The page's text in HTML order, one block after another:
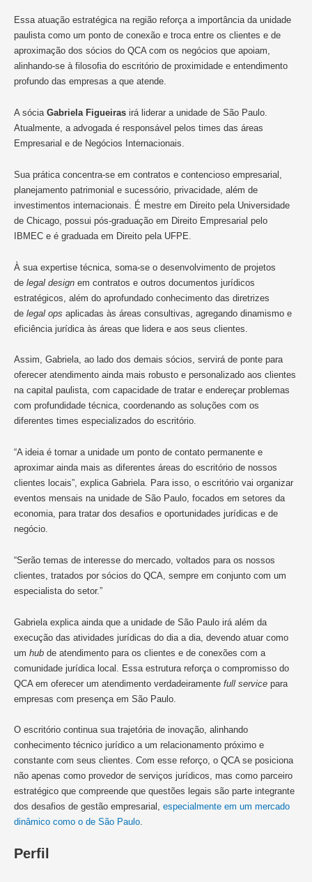
Essa atuação estratégica na região reforça a importância da unidade
paulista como um ponto de conexão e troca entre os clientes e de
aproximação dos sócios do QCA com os negócios que apoiam,
alinhando-se à filosofia do escritório de proximidade e entendimento
profundo das empresas a que atende.
A sócia Gabriela Figueiras irá liderar a unidade de São Paulo.
Atualmente, a advogada é responsável pelos times das áreas
Empresarial e de Negócios Internacionais.
Sua prática concentra-se em contratos e contencioso empresarial,
planejamento patrimonial e sucessório, privacidade, além de
investimentos internacionais. É mestre em Direito pela Universidade
de Chicago, possui pós-graduação em Direito Empresarial pelo
IBMEC e é graduada em Direito pela UFPE.
À sua expertise técnica, soma-se o desenvolvimento de projetos
de legal design em contratos e outros documentos jurídicos
estratégicos, além do aprofundado conhecimento das diretrizes
de legal ops aplicadas às áreas consultivas, agregando dinamismo e
eficiência jurídica às áreas que lidera e aos seus clientes.
Assim, Gabriela, ao lado dos demais sócios, servirá de ponte para
oferecer atendimento ainda mais robusto e personalizado aos clientes
na capital paulista, com capacidade de tratar e endereçar problemas
com profundidade técnica, coordenando as soluções com os
diferentes times especializados do escritório.
“A ideia é tornar a unidade um ponto de contato permanente e
aproximar ainda mais as diferentes áreas do escritório de nossos
clientes locais”, explica Gabriela. Para isso, o escritório vai organizar
eventos mensais na unidade de São Paulo, focados em setores da
economia, para tratar dos desafios e oportunidades jurídicas e de
negócio.
“Serão temas de interesse do mercado, voltados para os nossos
clientes, tratados por sócios do QCA, sempre em conjunto com um
especialista do setor.”
Gabriela explica ainda que a unidade de São Paulo irá além da
execução das atividades jurídicas do dia a dia, devendo atuar como
um hub de atendimento para os clientes e de conexões com a
comunidade jurídica local. Essa estrutura reforça o compromisso do
QCA em oferecer um atendimento verdadeiramente full service para
empresas com presença em São Paulo.
O escritório continua sua trajetória de inovação, alinhando
conhecimento técnico jurídico a um relacionamento próximo e
constante com seus clientes. Com esse reforço, o QCA se posiciona
não apenas como provedor de serviços jurídicos, mas como parceiro
estratégico que compreende que questões legais são parte integrante
dos desafios de gestão empresarial, especialmente em um mercado
dinâmico como o de São Paulo.
Perfil